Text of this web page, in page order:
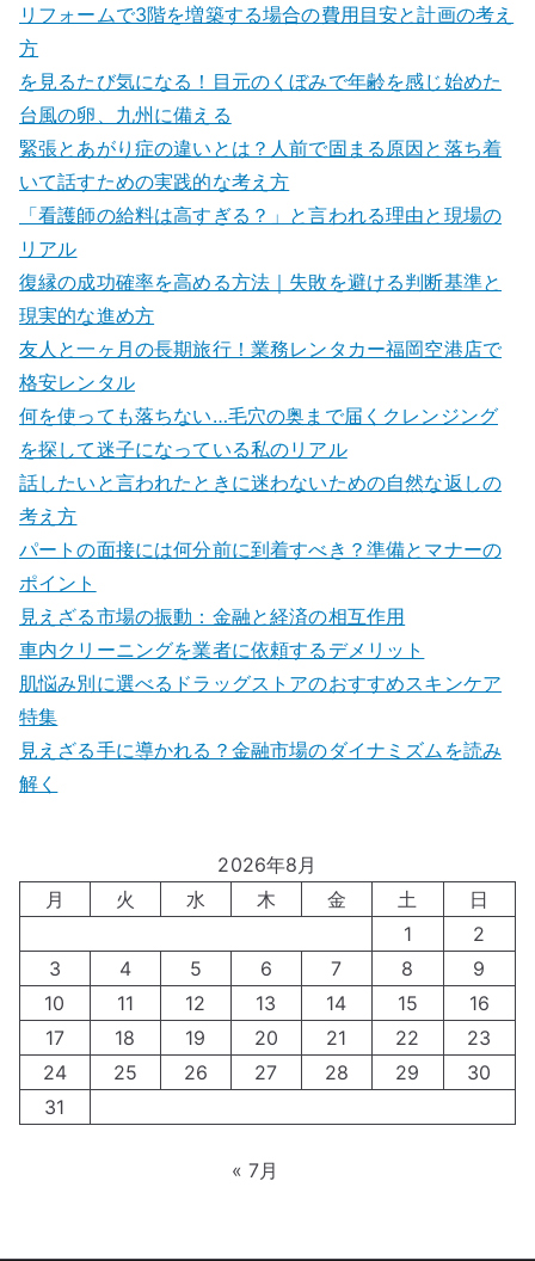
リフォームで3階を増築する場合の費用目安と計画の考え
方
を見るたび気になる！目元のくぼみで年齢を感じ始めた
台風の卵、九州に備える
緊張とあがり症の違いとは？人前で固まる原因と落ち着
いて話すための実践的な考え方
「看護師の給料は高すぎる？」と言われる理由と現場の
リアル
復縁の成功確率を高める方法｜失敗を避ける判断基準と
現実的な進め方
友人と一ヶ月の長期旅行！業務レンタカー福岡空港店で
格安レンタル
何を使っても落ちない…毛穴の奥まで届くクレンジング
を探して迷子になっている私のリアル
話したいと言われたときに迷わないための自然な返しの
考え方
パートの面接には何分前に到着すべき？準備とマナーの
ポイント
見えざる市場の振動：金融と経済の相互作用
車内クリーニングを業者に依頼するデメリット
肌悩み別に選べるドラッグストアのおすすめスキンケア
特集
見えざる手に導かれる？金融市場のダイナミズムを読み
解く
2026年8月
月
火 水 木 金 土
日
1
2
3
4 5 6 7 8
9
10
11 12 13 14 15
16
17
18 19 20 21 22
23
24
25 26 27 28 29
30
31
« 7月